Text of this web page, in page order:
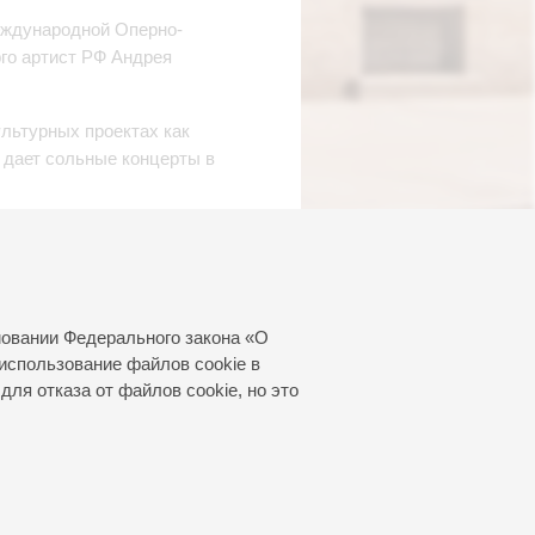
Федерального закона «О
файлов cookie в
отказа от файлов cookie, но это
Оперно-
артист РФ Андрея
проектах как
сольные концерты в
активное участие в
Республике на
медалью «Участнику